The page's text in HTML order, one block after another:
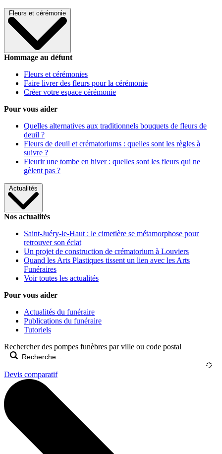
Fleurs et cérémonie
Hommage au défunt
Fleurs et cérémonies
Faire livrer des fleurs pour la cérémonie
Créer votre espace cérémonie
Pour vous aider
Quelles alternatives aux traditionnels bouquets de fleurs de
deuil ?
Fleurs de deuil et crématoriums : quelles sont les règles à
suivre ?
Fleurir une tombe en hiver : quelles sont les fleurs qui ne
gèlent pas ?
Actualités
Nos actualités
Saint-Juéry-le-Haut : le cimetière se métamorphose pour
retrouver son éclat
Un projet de construction de crématorium à Louviers
Quand les Arts Plastiques tissent un lien avec les Arts
Funéraires
Voir toutes les actualités
Pour vous aider
Actualités du funéraire
Publications du funéraire
Tutoriels
Rechercher des pompes funèbres par ville ou code postal
Devis comparatif